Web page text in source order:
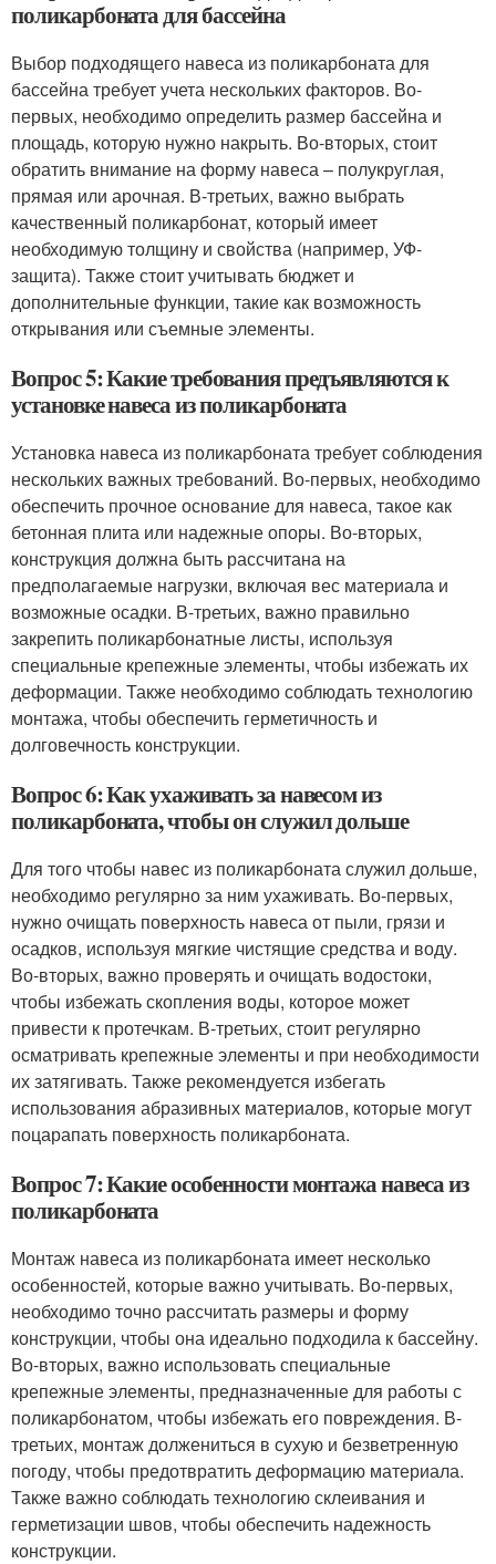
поликарбоната для бассейна
Выбор подходящего навеса из поликарбоната для
бассейна требует учета нескольких факторов. Во-
первых, необходимо определить размер бассейна и
площадь, которую нужно накрыть. Во-вторых, стоит
обратить внимание на форму навеса – полукруглая,
прямая или арочная. В-третьих, важно выбрать
качественный поликарбонат, который имеет
необходимую толщину и свойства (например, УФ-
защита). Также стоит учитывать бюджет и
дополнительные функции, такие как возможность
открывания или съемные элементы.
Вопрос 5: Какие требования предъявляются к
установке навеса из поликарбоната
Установка навеса из поликарбоната требует соблюдения
нескольких важных требований. Во-первых, необходимо
обеспечить прочное основание для навеса, такое как
бетонная плита или надежные опоры. Во-вторых,
конструкция должна быть рассчитана на
предполагаемые нагрузки, включая вес материала и
возможные осадки. В-третьих, важно правильно
закрепить поликарбонатные листы, используя
специальные крепежные элементы, чтобы избежать их
деформации. Также необходимо соблюдать технологию
монтажа, чтобы обеспечить герметичность и
долговечность конструкции.
Вопрос 6: Как ухаживать за навесом из
поликарбоната, чтобы он служил дольше
Для того чтобы навес из поликарбоната служил дольше,
необходимо регулярно за ним ухаживать. Во-первых,
нужно очищать поверхность навеса от пыли, грязи и
осадков, используя мягкие чистящие средства и воду.
Во-вторых, важно проверять и очищать водостоки,
чтобы избежать скопления воды, которое может
привести к протечкам. В-третьих, стоит регулярно
осматривать крепежные элементы и при необходимости
их затягивать. Также рекомендуется избегать
использования абразивных материалов, которые могут
поцарапать поверхность поликарбоната.
Вопрос 7: Какие особенности монтажа навеса из
поликарбоната
Монтаж навеса из поликарбоната имеет несколько
особенностей, которые важно учитывать. Во-первых,
необходимо точно рассчитать размеры и форму
конструкции, чтобы она идеально подходила к бассейну.
Во-вторых, важно использовать специальные
крепежные элементы, предназначенные для работы с
поликарбонатом, чтобы избежать его повреждения. В-
третьих, монтаж должениться в сухую и безветренную
погоду, чтобы предотвратить деформацию материала.
Также важно соблюдать технологию склеивания и
герметизации швов, чтобы обеспечить надежность
конструкции.